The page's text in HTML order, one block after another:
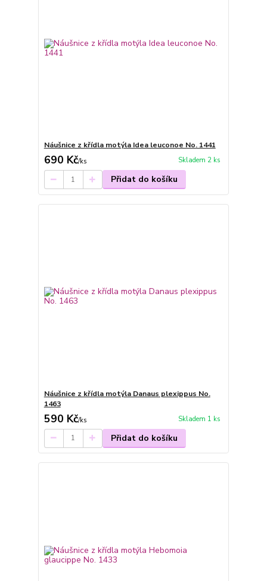
Náušnice z křídla motýla Idea leuconoe No. 1441
690 Kč/ks Skladem 2 ks
Přidat do košíku
Náušnice z křídla motýla Danaus plexippus No.
1463
590 Kč/ks Skladem 1 ks
Přidat do košíku